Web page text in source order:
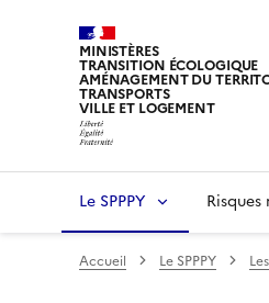
MINISTÈRES
TRANSITION ÉCOLOGIQUE
AMÉNAGEMENT DU
TRANSPORTS
VILLE ET LOGEMENT
Le SPPPY Risques
Accueil Le SPPPY